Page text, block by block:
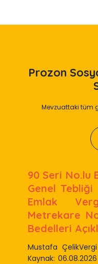
Prozon
Mevzuattaki tüm
90 Seri No.lu
Genel Tebliği
Emlak
Metrekare
Bedelleri
Mustafa ÇelikVergi
Kaynak: